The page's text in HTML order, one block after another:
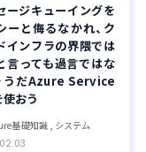
ージキューイングを
ーと侮るなかれ、ク
インフラの界隈では
言っても過言ではな
うだAzure Service
おう
基礎知識 , システム